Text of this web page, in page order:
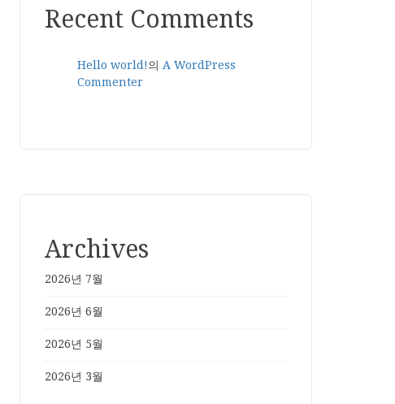
Recent Comments
Hello world!의 A WordPress
Commenter
Archives
2026년 7월
2026년 6월
2026년 5월
2026년 3월